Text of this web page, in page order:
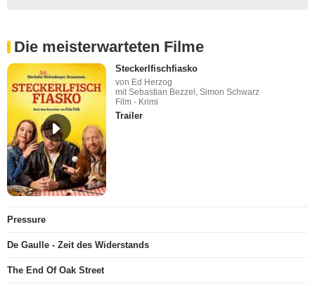
Die meisterwarteten Filme
Steckerlfischfiasko
von Ed Herzog
mit Sebastian Bezzel, Simon Schwarz
Film - Krimi
Trailer
Pressure
De Gaulle - Zeit des Widerstands
The End Of Oak Street